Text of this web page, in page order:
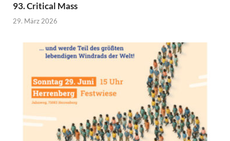
93. Critical Mass
29. März 2026